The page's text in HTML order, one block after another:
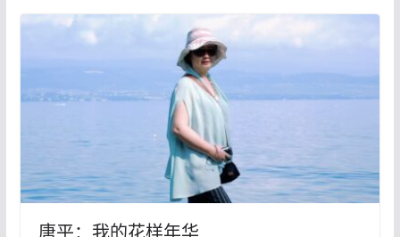
唐平：我的花样年华